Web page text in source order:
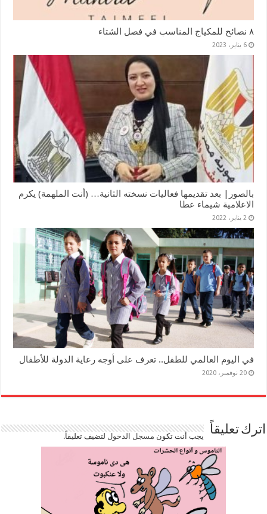
٨ نصائح للمكياج المناسب في فصل الشتاء
6 يناير، 2023
بالصور| بعد تقديمها فعاليات نسخته الثانية… (أنت الملهمة) يكرم
الاعلامية شيماء عطا
2 يناير، 2022
في اليوم العالمي للطفل.. تعرف على أوجه رعاية الدولة للأطفال
20 نوفمبر، 2020
اترك تعليقاً يجب أنت تكون مسجل الدخوللتضيف تعليقاً.